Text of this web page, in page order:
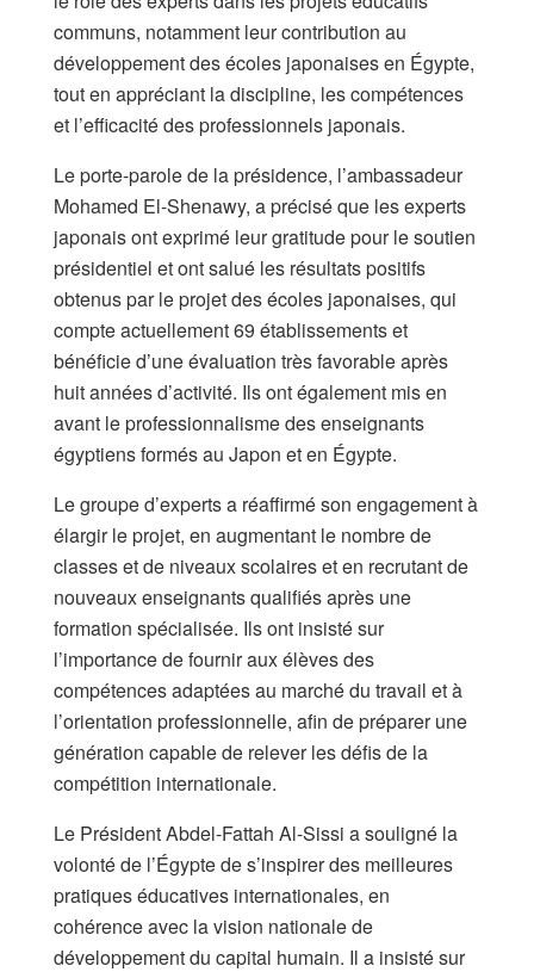
communs, notamment leur contribution au
développement des écoles japonaises en Égypte,
tout en appréciant la discipline, les compétences
et l’efficacité des professionnels japonais.
Le porte-parole de la présidence, l’ambassadeur
Mohamed El-Shenawy, a précisé que les experts
japonais ont exprimé leur gratitude pour le soutien
présidentiel et ont salué les résultats positifs
obtenus par le projet des écoles japonaises, qui
compte actuellement 69 établissements et
bénéficie d’une évaluation très favorable après
huit années d’activité. Ils ont également mis en
avant le professionnalisme des enseignants
égyptiens formés au Japon et en Égypte.
Le groupe d’experts a réaffirmé son engagement à
élargir le projet, en augmentant le nombre de
classes et de niveaux scolaires et en recrutant de
nouveaux enseignants qualifiés après une
formation spécialisée. Ils ont insisté sur
l’importance de fournir aux élèves des
compétences adaptées au marché du travail et à
l’orientation professionnelle, afin de préparer une
génération capable de relever les défis de la
compétition internationale.
Le Président Abdel-Fattah Al-Sissi a souligné la
volonté de l’Égypte de s’inspirer des meilleures
pratiques éducatives internationales, en
cohérence avec la vision nationale de
développement du capital humain. Il a insisté sur